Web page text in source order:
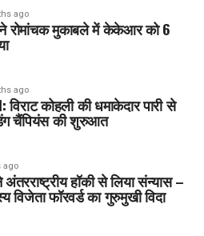
ago
रोमांचक मुकाबले में केकेआर को 6
ago
विराट कोहली की धमाकेदार पारी से
चैंपियंस की शुरुआत
ago
हॉकी से लिया संन्यास –
फॉरवर्ड का गुरुमुखी विदा